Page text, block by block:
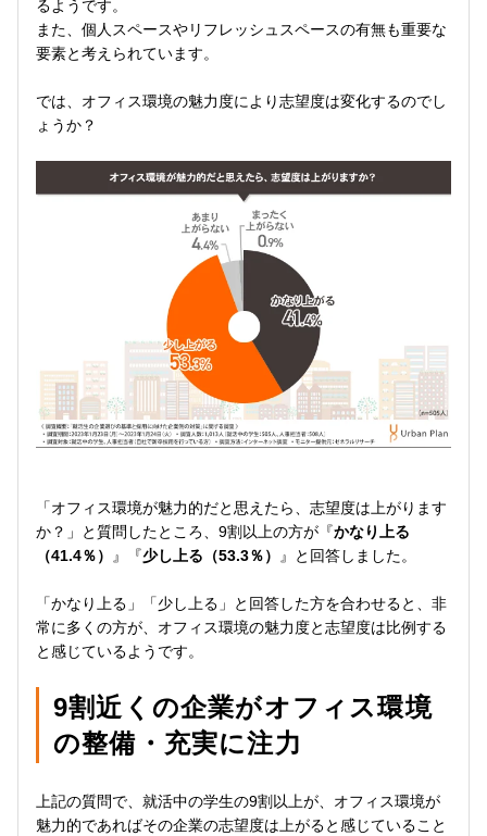
るようです。
また、個人スペースやリフレッシュスペースの有無も重要な
要素と考えられています。
では、オフィス環境の魅力度により志望度は変化するのでし
ょうか？
「オフィス環境が魅力的だと思えたら、志望度は上がります
か？」と質問したところ、9割以上の方が『かなり上る
（41.4％） 』『少し上る（53.3％） 』と回答しました。
「かなり上る」「少し上る」と回答した方を合わせると、非
常に多くの方が、オフィス環境の魅力度と志望度は比例する
と感じているようです。
9割近くの企業がオフィス環境
の整備・充実に注力
上記の質問で、就活中の学生の9割以上が、オフィス環境が
魅力的であればその企業の志望度は上がると感じていること